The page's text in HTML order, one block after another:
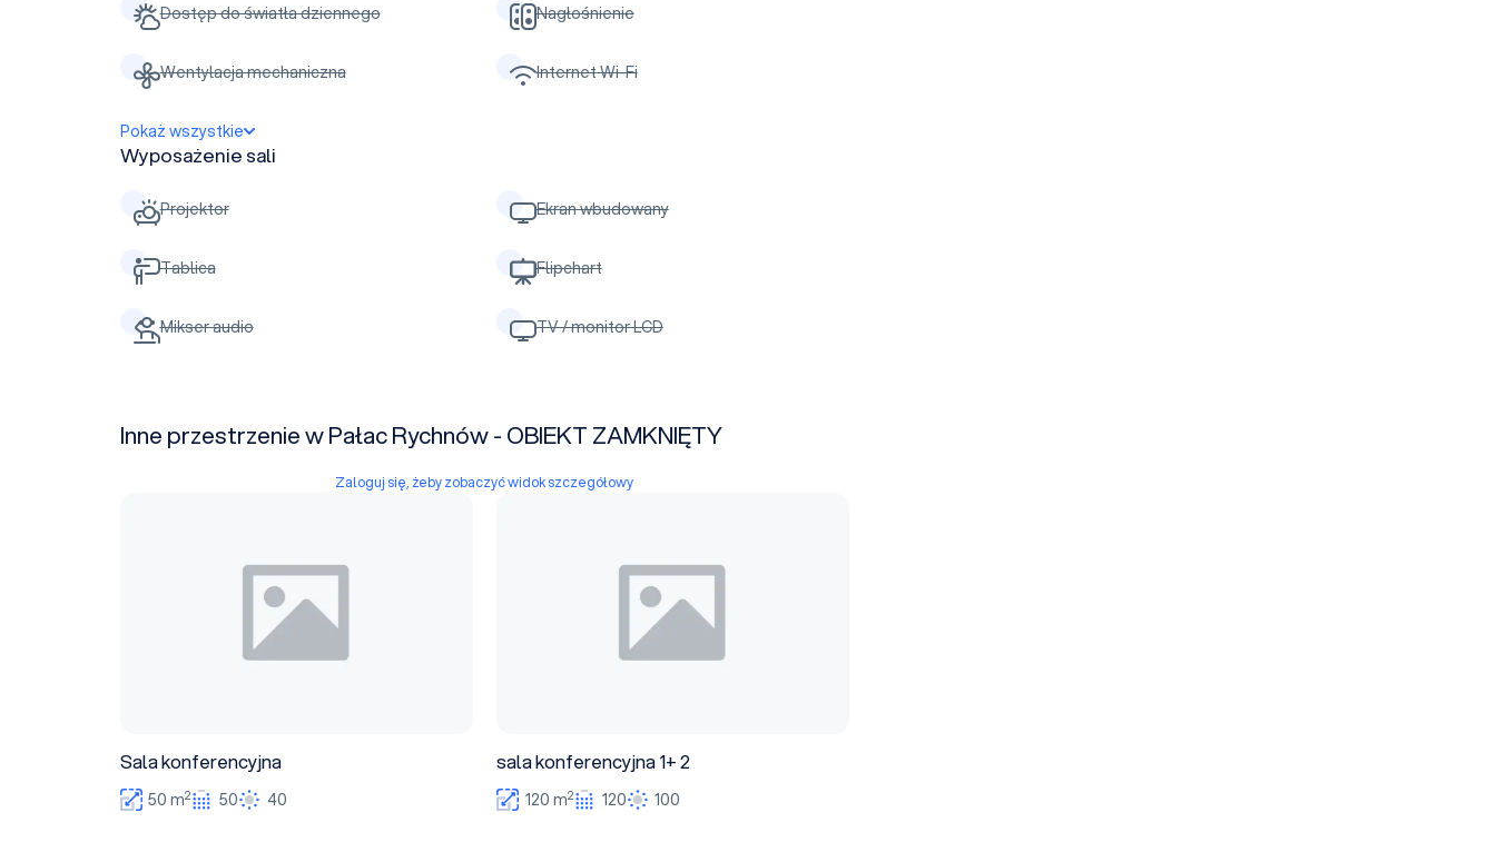
Dostęp do światła dziennego Nagłośnienie
Wentylacja mechaniczna Internet Wi-Fi
Pokaż wszystkie
Wyposażenie sali
Projektor Ekran wbudowany
Tablica Flipchart
Mikser audio TV / monitor LCD
Inne przestrzenie w Pałac Rychnów - OBIEKT ZAMKNIĘTY
Zaloguj się, żeby zobaczyć widok szczegółowy
Sala konferencyjna
50 m2 50 40
sala konferencyjna 1+ 2
120 m2 120 100